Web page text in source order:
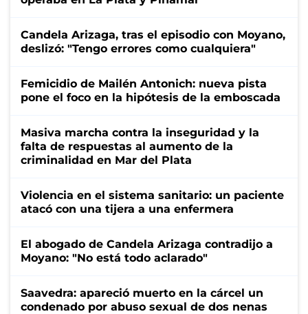
Candela Arizaga, tras el episodio con Moyano,
deslizó: "Tengo errores como cualquiera"
Femicidio de Mailén Antonich: nueva pista
pone el foco en la hipótesis de la emboscada
Masiva marcha contra la inseguridad y la
falta de respuestas al aumento de la
criminalidad en Mar del Plata
Violencia en el sistema sanitario: un paciente
atacó con una tijera a una enfermera
El abogado de Candela Arizaga contradijo a
Moyano: "No está todo aclarado"
Saavedra: apareció muerto en la cárcel un
condenado por abuso sexual de dos nenas